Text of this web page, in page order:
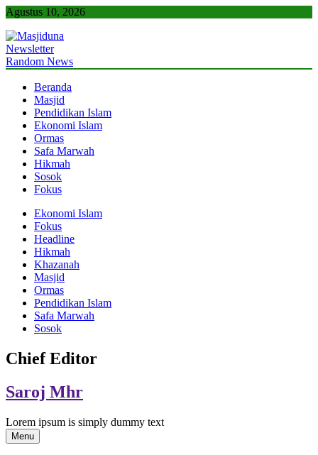
Skip
content
Agustus 10, 2026
Masjiduna
Referensi Berita Islam Indonesia
Newsletter
Random News
Beranda
Masjid
Pendidikan Islam
Ekonomi Islam
Ormas
Safa Marwah
Hikmah
Sosok
Fokus
Ekonomi Islam
Fokus
Headline
Hikmah
Khazanah
Masjid
Ormas
Pendidikan Islam
Safa Marwah
Sosok
Chief Editor
Saroj Mhr
Lorem ipsum is simply dummy text
Menu